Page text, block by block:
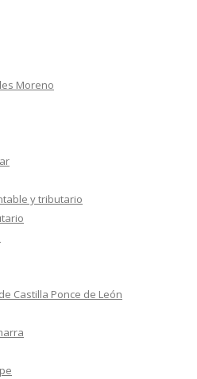
Moreno
y tributario
Castilla Ponce de León